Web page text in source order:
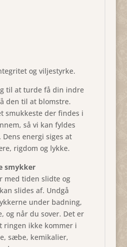
og viljestyrke.
til at turde få din indre
den til at blomstre.
smukkeste der findes i
så vi kan fyldes
energi siges at
rigdom og lykke.
smykker
med tiden slidte og
slides af. Undgå
under badning,
og når du sover. Det er
ringen ikke kommer i
sæbe, kemikalier,